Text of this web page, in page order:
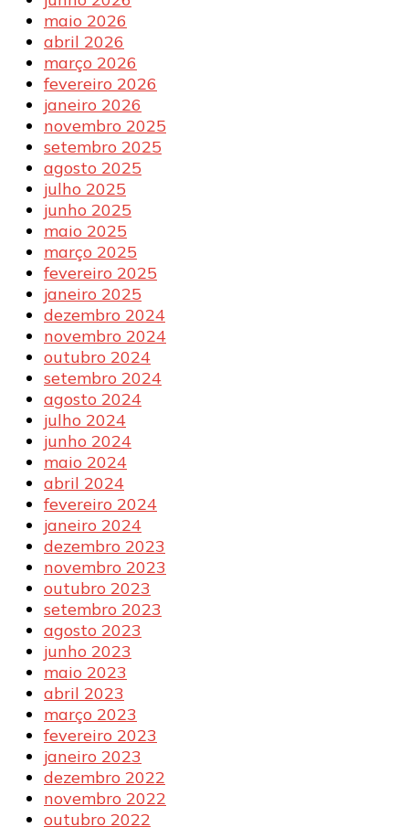
maio 2026
abril 2026
março 2026
fevereiro 2026
janeiro 2026
novembro 2025
setembro 2025
agosto 2025
julho 2025
junho 2025
maio 2025
março 2025
fevereiro 2025
janeiro 2025
dezembro 2024
novembro 2024
outubro 2024
setembro 2024
agosto 2024
julho 2024
junho 2024
maio 2024
abril 2024
fevereiro 2024
janeiro 2024
dezembro 2023
novembro 2023
outubro 2023
setembro 2023
agosto 2023
junho 2023
maio 2023
abril 2023
março 2023
fevereiro 2023
janeiro 2023
dezembro 2022
novembro 2022
outubro 2022